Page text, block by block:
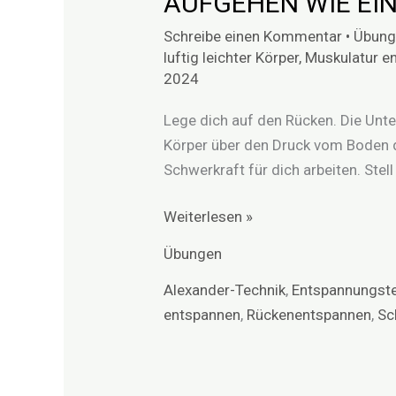
Schreibe einen Kommentar •
luftig leichter Körper, Muskulatur
2024
Lege dich auf den Rücken. Die
Körper über den Druck vom
Schwerkraft für dich arbeiten.
Weiterlesen »
Übungen
Alexander-Technik,
entspannen, Rückenentspannen,